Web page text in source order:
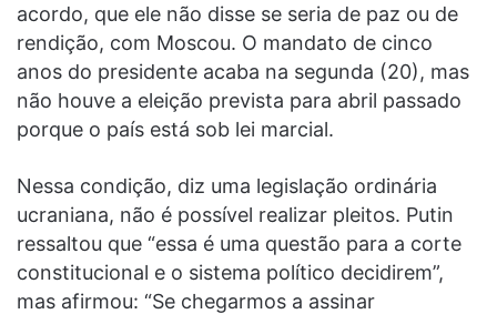
acordo, que ele não disse se seria de paz ou de
rendição, com Moscou. O mandato de cinco
anos do presidente acaba na segunda (20), mas
não houve a eleição prevista para abril passado
porque o país está sob lei marcial.
Nessa condição, diz uma legislação ordinária
ucraniana, não é possível realizar pleitos. Putin
ressaltou que “essa é uma questão para a corte
constitucional e o sistema político decidirem”,
mas afirmou: “Se chegarmos a assinar